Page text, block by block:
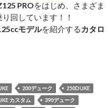
PROをはじめ、さまざま
回しています！！
モデルを紹介する カタロ
最新号（NO59）発売！
200デューク
250DUKE
カスタム
390デューク